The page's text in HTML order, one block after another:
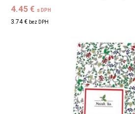
4.45 € s DPH
3.74 € bez DPH